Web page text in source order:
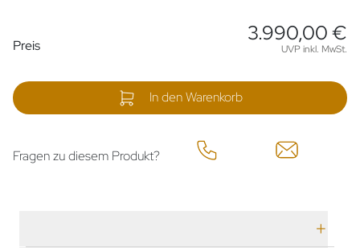
Preisinformationen
Preis
3.990,00 €
UVP inkl. MwSt.
In den Warenkorb
Fragen zu diesem Produkt?